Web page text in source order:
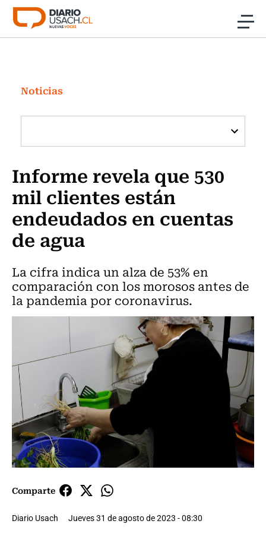
Click acá para ir directamente al contenido
Investigación
Cultura
Programas Radio y TV Usach
Noticias
Informe revela que 530
mil clientes están
endeudados en cuentas
de agua
La cifra indica un alza de 53% en
comparación con los morosos antes de
la pandemia por coronavirus.
Comparte
Diario Usach Jueves 31 de agosto de 2023 - 08:30